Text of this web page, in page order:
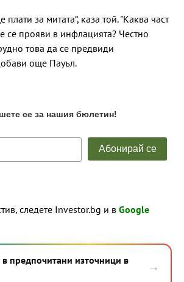
плати за митата“, каза той. "Каква част
се прояви в инфлацията? Честно
това да се предвиди
още Пауъл.
следете Investor.bg и в Google
предпочитани източници в
→